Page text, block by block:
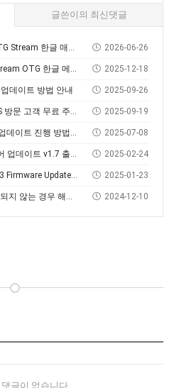
글쓴이의 최신댓글
한글 매뉴얼 2026-06-26
메뉴얼 다운로드 및 사용 방법 2025-12-18
데이트 방법 안내 2025-09-26
고객 무료 주차 안내 2025-09-19
(Feat, Novation Components) 2025-07-08
시! 소개부터 설치 방법까지 2025-02-24
Update V1.69 2025-01-23
않는 경우 해결방법 2024-12-10
글이 없습니다.